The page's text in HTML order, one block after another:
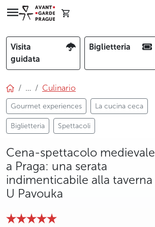
Visita
guidata
Biglietteria
… Culinario
Gourmet experiences La cucina ceca
Biglietteria Spettacoli
Cena-spettacolo medievale
a Praga: una serata
indimenticabile alla taverna
U Pavouka